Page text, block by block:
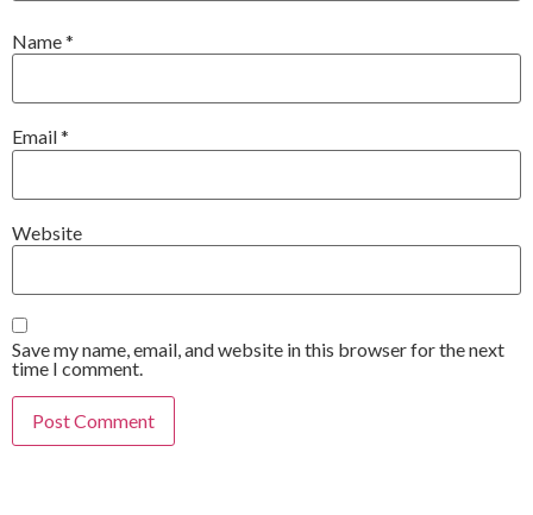
Name*
Email*
Website
Save my name, email, and website in this browser for the next
time I comment.